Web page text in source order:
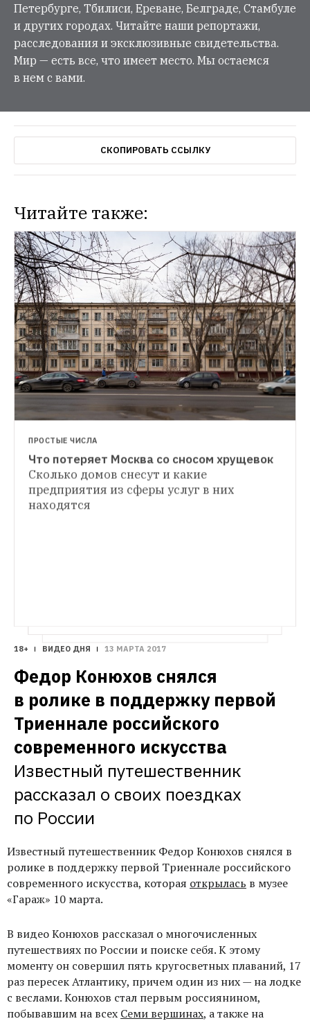
Петербурге, Тбилиси, Ереване, Белграде, Стамбуле
и других городах. Читайте наши репортажи,
расследования и эксклюзивные свидетельства.
Мир — есть все, что имеет место. Мы остаемся
в нем с вами.
СКОПИРОВАТЬ ССЫЛКУ
Читайте также:
ГОРОД
Жители пятиэтажек пожаловались на
новую схему сноса домовОни призвали
горожан быть внимательнее при проверке
их домов жилищной инспекцией
«Реновация — это апокалипсис»:
Кто и зачем проводит митинг против сноса
хрущевок
ПРОСТЫЕ ЧИСЛА
Что потеряет Москва со сносом хрущевок
Сколько домов снесут и какие
предприятия из сферы услуг в них
находятся
18+ ВИДЕО ДНЯ 13 МАРТА 2017
Федор Конюхов снялся
в ролике в поддержку первой
Триеннале российского
современного искусства
Известный путешественник
рассказал о своих поездках
по России
Известный путешественник Федор Конюхов снялся в
ролике в поддержку первой Триеннале российского
современного искусства, которая открылась в музее
«Гараж» 10 марта.
В видео Конюхов рассказал о многочисленных
путешествиях по России и поиске себя. К этому
моменту он совершил пять кругосветных плаваний, 17
раз пересек Атлантику, причем один из них — на лодке
с веслами. Конюхов стал первым россиянином,
побывавшим на всех Семи вершинах, а также на